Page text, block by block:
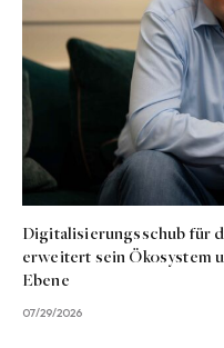
Digitalisierungsschub für
erweitert sein Ökosystem
Ebene
07/29/2026